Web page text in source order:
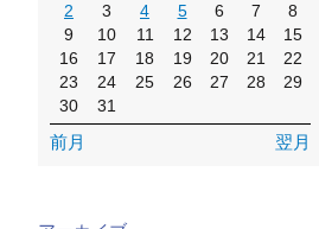
2
3 4 5 6 7
8
9
10 11 12 13 14
15
16
17 18 19 20 21
22
23
24 25 26 27 28
29
30
31
前月 翌月